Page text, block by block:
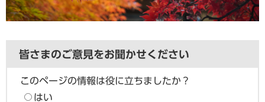
皆さまのご意見をお聞かせください
このページの情報は役に立ちましたか？
はい